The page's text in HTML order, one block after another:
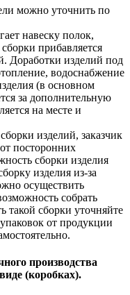
можно уточнить по
навеску полок,
прибавляется
Доработки изделий под
водоснабжение
(в основном
за дополнительную
на месте и
изделий, заказчик
посторонних
сборки изделия
изделия из-за
осуществить
собрать
такой сборки уточняйте
от продукции
производства
(коробках).